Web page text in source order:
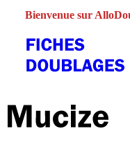
Bienvenue sur